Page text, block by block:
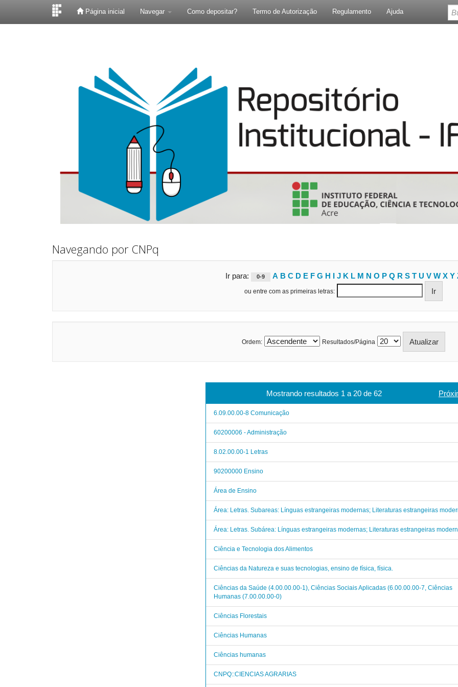
Página inicial Navegar Como depositar? Termo de Autorização Regulamento Ajuda
Navegando por CNPq
Ir para: 0-9 A B C D E F G H I J K L M N O P Q R S T U V W X Y
ou entre com as primeiras letras:
Ordem: Resultados/Página
Mostrando resultados 1 a 20 de 62
6.09.00.00-8 Comunicação
60200006 - Administração
8.02.00.00-1 Letras
90200000 Ensino
Área de Ensino
Área: Letras. Subareas: Línguas estrangeiras modernas; Literaturas estrangeiras
Área: Letras. Subárea: Línguas estrangeiras modernas; Literaturas estrangeiras
Ciência e Tecnologia dos Alimentos
Ciências da Natureza e suas tecnologias, ensino de física, física.
Ciências da Saúde (4.00.00.00-1), Ciências Sociais Aplicadas (6.00.00.00-7, Ciências
Humanas (7.00.00.00-0)
Ciências Florestais
Ciências Humanas
Ciências humanas
CNPQ::CIENCIAS AGRARIAS